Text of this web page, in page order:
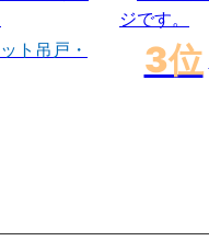
ト吊戸・